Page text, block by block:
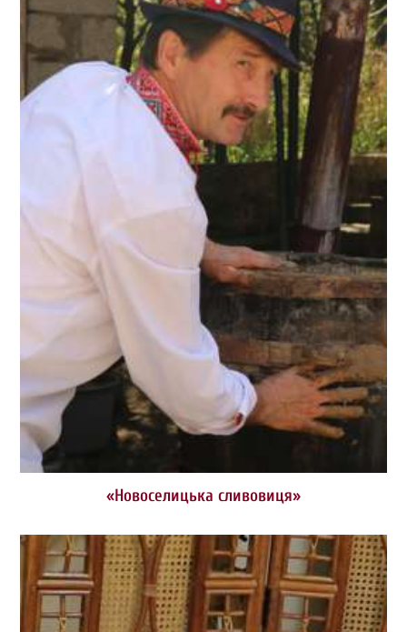
«Новоселицька сливовиця»